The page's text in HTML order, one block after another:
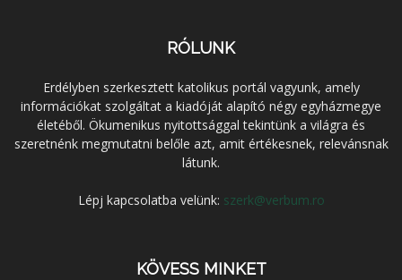
RÓLUNK
Erdélyben szerkesztett katolikus portál vagyunk, amely
információkat szolgáltat a kiadóját alapító négy egyházmegye
életéből. Ökumenikus nyitottsággal tekintünk a világra és
szeretnénk megmutatni belőle azt, amit értékesnek, relevánsnak
látunk.
Lépj kapcsolatba velünk: szerk@verbum.ro
KÖVESS MINKET